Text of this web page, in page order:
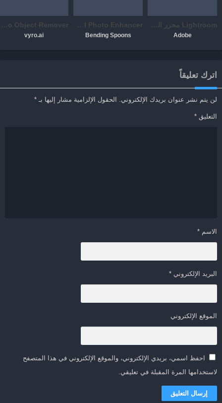
Lightroom محرر الصور والفيديو
Adobe
Remini – AI Photo Enhancer
Bending Spoons
Remove It-Photo Object Remover
vyro.ai
اترك تعليقاً
لن يتم نشر عنوان بريدك الإلكتروني. الحقول الإلزامية مشار إليها بـ *
التعليق *
الاسم *
البريد الإلكتروني *
الموقع الإلكتروني
احفظ اسمي، بريدي الإلكتروني، والموقع الإلكتروني في هذا المتصفح
لاستخدامها المرة المقبلة في تعليقي.